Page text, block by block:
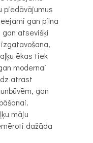
piedāvājumus
gan pilna
gan atsevišķi
ēkas tiek
modernai
atrast
gan
māju
dažāda